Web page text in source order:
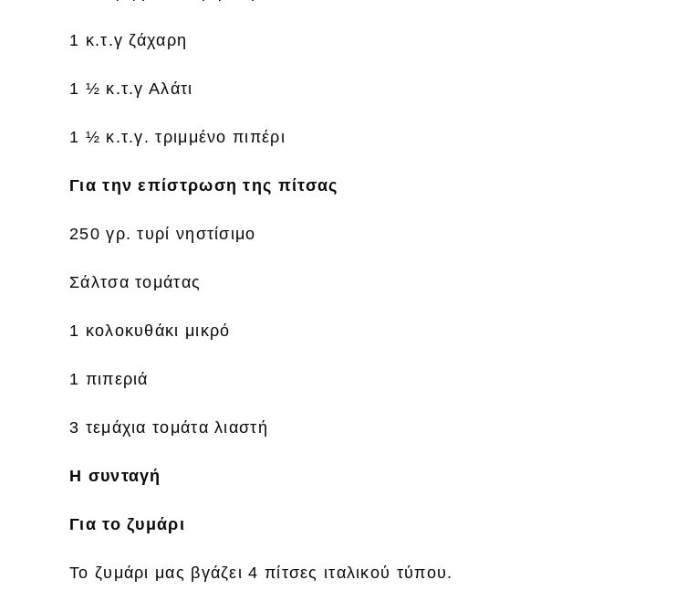
1 κ.τ.γ ζάχαρη
1 ½ κ.τ.γ Αλάτι
1 ½ κ.τ.γ. τριμμένο πιπέρι
Για την επίστρωση της πίτσας
250 γρ. τυρί νηστίσιμο
Σάλτσα τομάτας
1 κολοκυθάκι μικρό
1 πιπεριά
3 τεμάχια τομάτα λιαστή
Η συνταγή
Για το ζυμάρι
Το ζυμάρι μας βγάζει 4 πίτσες ιταλικού τύπου.